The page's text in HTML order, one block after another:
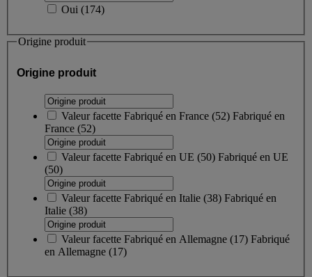
Oui (174)
Origine produit
Origine produit
Valeur facette Fabriqué en France (52) Fabriqué en
France (52)
Valeur facette Fabriqué en UE (50) Fabriqué en UE
(50)
Valeur facette Fabriqué en Italie (38) Fabriqué en
Italie (38)
Valeur facette Fabriqué en Allemagne (17) Fabriqué
en Allemagne (17)